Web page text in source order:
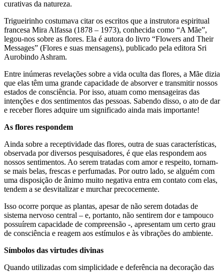
curativas da natureza.
Trigueirinho costumava citar os escritos que a instrutora espiritual
francesa Mira Alfassa (1878 – 1973), conhecida como “A Mãe”,
legou-nos sobre as flores. Ela é autora do livro “Flowers and Their
Messages” (Flores e suas mensagens), publicado pela editora Sri
Aurobindo Ashram.
Entre inúmeras revelações sobre a vida oculta das flores, a Mãe dizia
que elas têm uma grande capacidade de absorver e transmitir nossos
estados de consciência. Por isso, atuam como mensageiras das
intenções e dos sentimentos das pessoas. Sabendo disso, o ato de dar
e receber flores adquire um significado ainda mais importante!
As flores respondem
Ainda sobre a receptividade das flores, outra de suas características,
observada por diversos pesquisadores, é que elas respondem aos
nossos sentimentos. Ao serem tratadas com amor e respeito, tornam-
se mais belas, frescas e perfumadas. Por outro lado, se alguém com
uma disposição de ânimo muito negativa entra em contato com elas,
tendem a se desvitalizar e murchar precocemente.
Isso ocorre porque as plantas, apesar de não serem dotadas de
sistema nervoso central – e, portanto, não sentirem dor e tampouco
possuírem capacidade de compreensão -, apresentam um certo grau
de consciência e reagem aos estímulos e às vibrações do ambiente.
Símbolos das virtudes divinas
Quando utilizadas com simplicidade e deferência na decoração das